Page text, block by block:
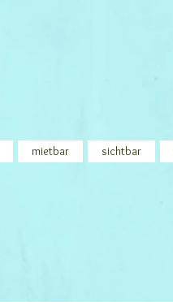
mietbar sichtbar